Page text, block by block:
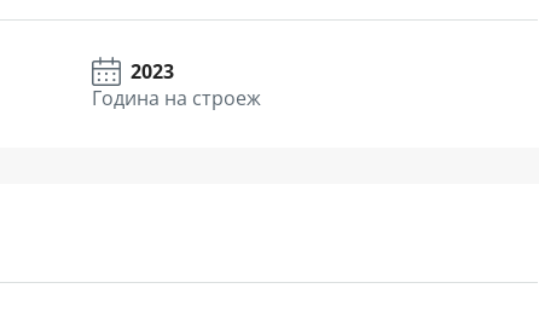
2023
Година на строеж